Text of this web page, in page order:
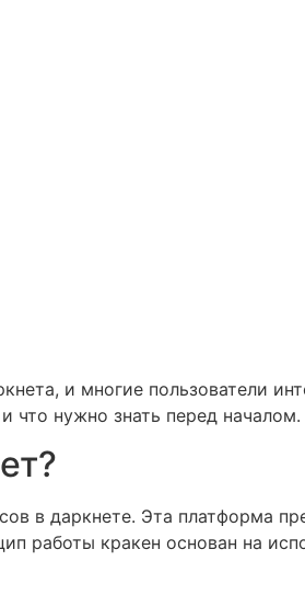
и многие пользователи
что нужно знать перед началом.
в даркнете. Эта платформа
работы кракен основан на